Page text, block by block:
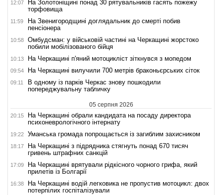
12:07
На Золотоніщині понад 30 рятувальників гасять пожежу
торфовища
11:59
На Звенигородщині доглядальник до смерті побив
пенсіонера
10:58
Омбудсман: у військовій частині на Черкащині жорстоко
побили мобілізованого бійця
10:13 На Черкащині п'яний мотоцикліст зіткнувся з мопедом
09:54 На Черкащині вилучили 700 метрів браконьєрських сіток
09:11
В одному із парків Черкас знову пошкодили
попереджувальну табличку
05 серпня 2026
20:15
На Черкащині обрали кандидата на посаду директора
психоневрологічного інтернату
19:22 Уманська громада попрощається із загиблим захисником
18:17
На Черкащині з підрядника стягнуть понад 670 тисяч
гривень штрафних санкцій
17:09
На Черкащині врятували рідкісного чорного грифа, який
прилетів із Болгарії
16:38
На Черкащині водій легковика не пропустив мотоцикл: двох
потерпілих госпіталізували